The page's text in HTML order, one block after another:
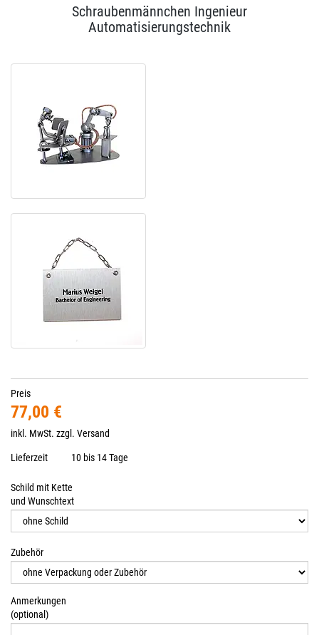
Schraubenmännchen Ingenieur
Automatisierungstechnik
Preis
77,00 €
inkl. MwSt. zzgl. Versand
Lieferzeit 10 bis 14 Tage
Schild mit Kette
und Wunschtext
Zubehör
Anmerkungen
(optional)